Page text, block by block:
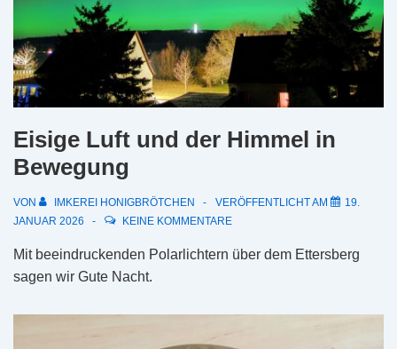
Eisige Luft und der Himmel in
Bewegung
VON IMKEREI HONIGBRÖTCHEN VERÖFFENTLICHT AM
19.
JANUAR 2026
KEINE KOMMENTARE
Mit beeindruckenden Polarlichtern über dem Ettersberg
sagen wir Gute Nacht.